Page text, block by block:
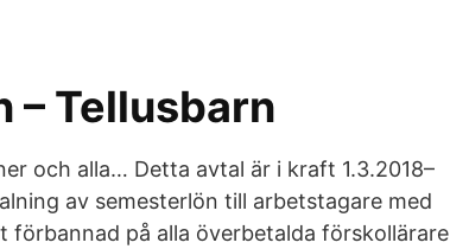
– Tellusbarn
och alla… Detta avtal är i kraft 1.3.2018–
av semesterlön till arbetstagare med
förbannad på alla överbetalda förskollärare